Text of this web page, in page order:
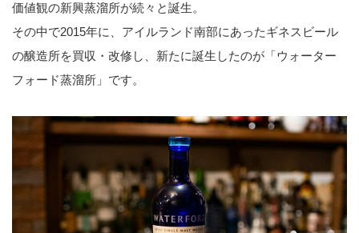
価値観の新興蒸溜所が続々と誕生。
その中で2015年に、アイルランド南部にあったギネスビール
の醸造所を買収・改修し、新たに誕生したのが「ウォーター
フォード蒸溜所」です。